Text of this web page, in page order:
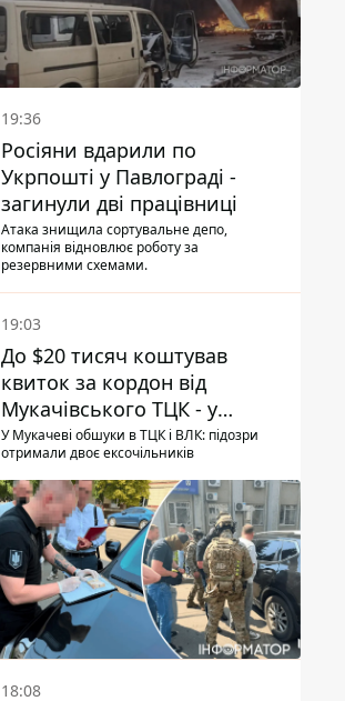
19:36
Росіяни вдарили по
Укрпошті у Павлограді -
загинули дві працівниці
Атака знищила сортувальне депо,
компанія відновлює роботу за
резервними схемами.
19:03
До $20 тисяч коштував
квиток за кордон від
Мукачівського ТЦК - у
гучній справі перші підозри
отримали двоє колишніх
керівників
У Мукачеві обшуки в ТЦК і ВЛК: підозри
отримали двоє ексочільників
18:08